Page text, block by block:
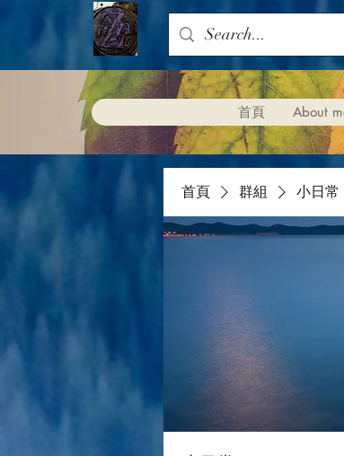
首頁 About
首頁 群組 小日常